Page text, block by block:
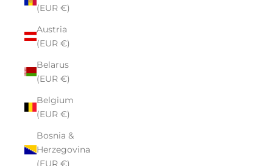
(EUR €)
Austria
(EUR €)
Belarus
(EUR €)
Belgium
(EUR €)
Bosnia &
Herzegovina
(EUR €)